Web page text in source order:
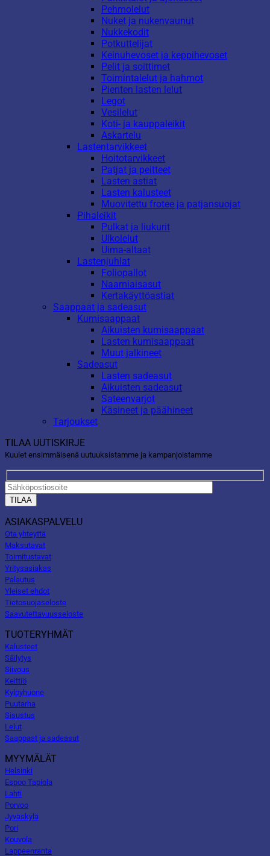
Pehmolelut
Nuket ja nukenvaunut
Nukkekodit
Potkuttelijat
Keinuhevoset ja keppihevoset
Pelit ja soittimet
Toimintalelut ja hahmot
Pienten lasten lelut
Legot
Vesilelut
Koti- ja kauppaleikit
Askartelu
Lastentarvikkeet
Hoitotarvikkeet
Patjat ja peitteet
Lasten astiat
Lasten kalusteet
Muovitettu frotee ja patjansuojat
Pihaleikit
Pulkat ja liukurit
Ulkolelut
Uima-altaat
Lastenjuhlat
Foliopallot
Naamiaisasut
Kertakäyttöastiat
Saappaat ja sadeasut
Kumisaappaat
Aikuisten kumisaappaat
Lasten kumisaappaat
Muut jalkineet
Sadeasut
Lasten sadeasut
Aikuisten sadeasut
Sateenvarjot
Käsineet ja päähineet
Tarjoukset
TILAA UUTISKIRJE
Kuulet ensimmäisenä uutuuksistamme ja kampanjoistamme
ASIAKASPALVELU
Ota yhteyttä
Maksutavat
Toimitustavat
Yritysasiakas
Palautus
Yleiset ehdot
Tietosuojaseloste
Saavutettavuusseloste
TUOTERYHMÄT
Kalusteet
Säilytys
Siivous
Keittiö
Kylpyhuone
Puutarha
Sisustus
Lelut
Saappaat ja sadeasut
MYYMÄLÄT
Helsinki
Espoo Tapiola
Lahti
Porvoo
Jyväskylä
Pori
Kouvola
Lappeenranta